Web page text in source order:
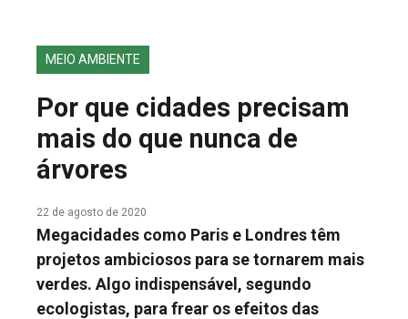
EDIÇÕES ANTERIORES
FALE CONOSCO
MEIO AMBIENTE
Por que cidades precisam
mais do que nunca de
árvores
22 de agosto de 2020
Megacidades como Paris e Londres têm
projetos ambiciosos para se tornarem mais
verdes. Algo indispensável, segundo
ecologistas, para frear os efeitos das